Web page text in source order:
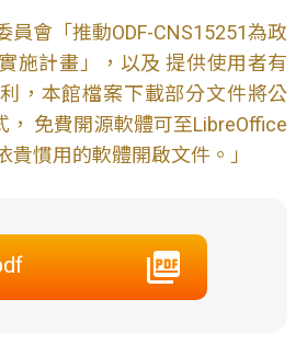
員會「推動ODF-CNS15251為政
施計畫」，以及 提供使用者有
，本館檔案下載部分文件將公
， 免費開源軟體可至LibreOffice
貴慣用的軟體開啟文件。」